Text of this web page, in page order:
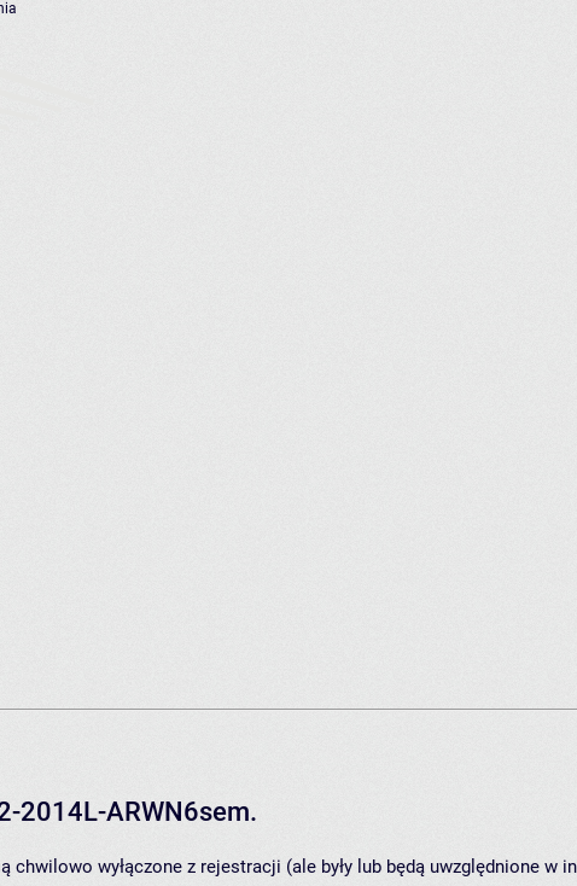
2014L-ARWN6sem.
wyłączone z rejestracji (ale były lub będą uwzględnione w